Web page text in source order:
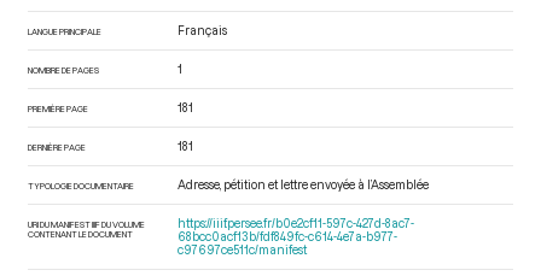
LANGUE PRINCIPALE Français
NOMBRE DE PAGES 1
PREMIÈRE PAGE 181
DERNIÈRE PAGE 181
TYPOLOGIE DOCUMENTAIRE Adresse, pétition et lettre envoyée à l’Assemblée
URI DU MANIFEST IIIF DU VOLUME
CONTENANT LE DOCUMENT
https://iiif.persee.fr/b0e2cf11-597c-427d-8ac7-
68bcc0acf13b/fdf849fc-c614-4e7a-b977-
c97697ce511c/manifest